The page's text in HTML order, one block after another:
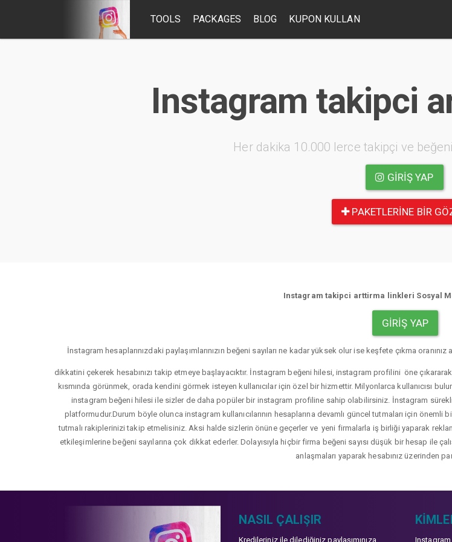
TOOLS PACKAGES BLOG KUPON KULLAN
Instagram takipci
Her dakika 10.000 lerce takipçi ve
GIRIŞ YAP
PAKETLERINE BIR
Instagram takipci arttirma linkleri Sosyal
GIRIŞ YAP
İnstagram hesaplarınızdaki paylaşımlarınızın beğeni sayıları ne kadar yüksek olur ise keşfete çıkma
dikkatini çekerek hesabınızı takip etmeye başlayacıktır. İnstagram beğeni hilesi, instagram profilini öne
kısmında görünmek, orada kendini görmek isteyen kullanıcılar için özel bir hizmettir. Milyonlarca kullanıcısı
instagram beğeni hilesi ile sizler de daha popüler bir instagram profiline sahip olabilirsiniz. İnstagram
platformudur.Durum böyle olunca instagram kullanıcılarının hesaplarına devamlı güncel tutmaları için
tutmalı rakiplerinizi takip etmelisiniz. Aksi halde sizlerin önüne geçerler ve yeni firmalarla iş birliği yaparak
etkileşimlerine beğeni sayılarına çok dikkat ederler. Dolayısıyla hiçbir firma beğeni sayısı düşük bir hesap ile
anlaşmaları yaparak hesabınız üzerinden
NASIL ÇALIŞIR
Kredileriniz ile dilediğiniz paylaşımınıza